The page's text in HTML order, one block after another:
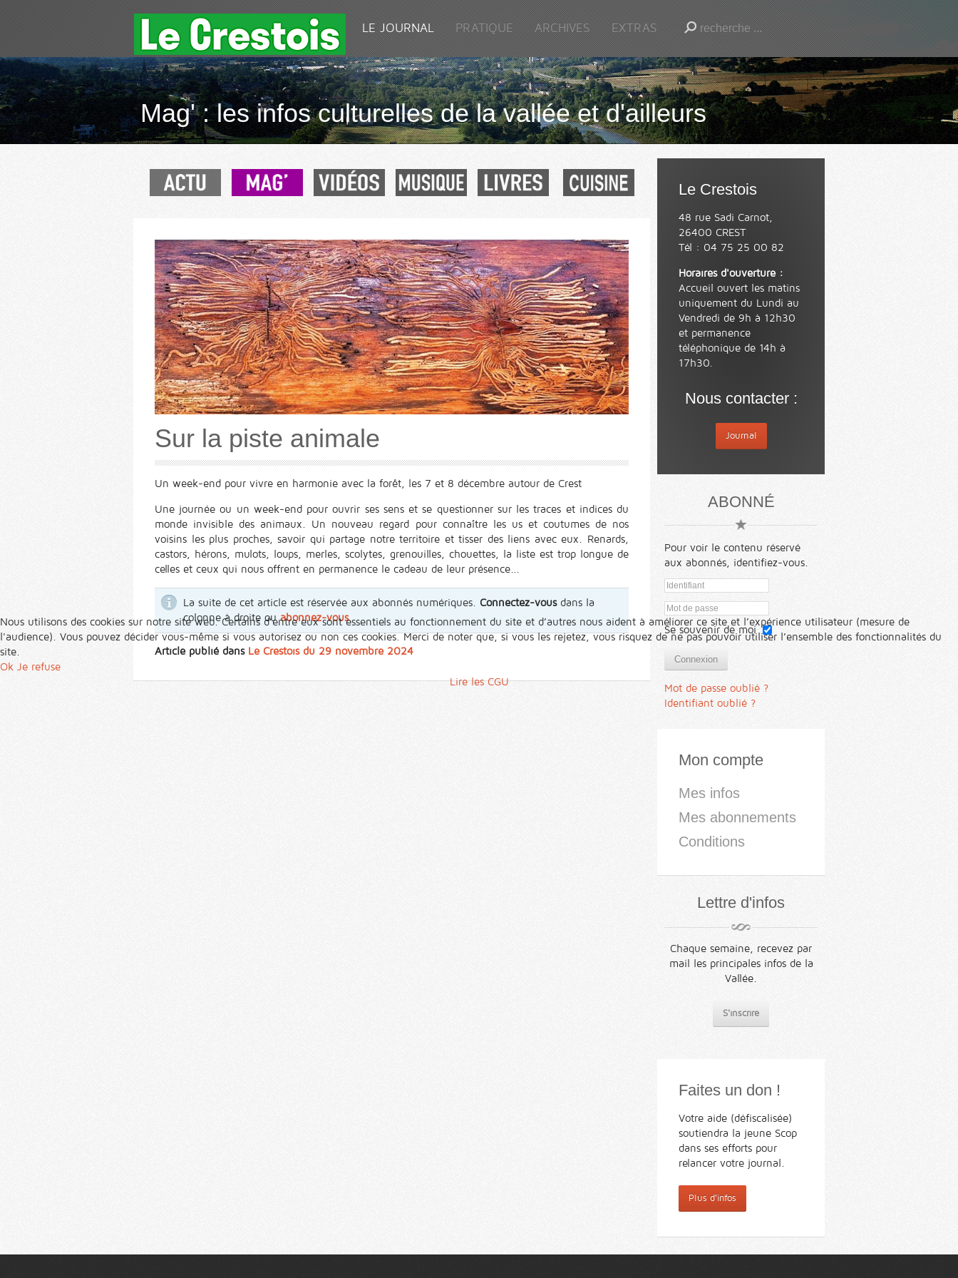
LE JOURNAL PRATIQUE ARCHIVES EXTRAS
Mag' : les infos culturelles de la vallée et d'ailleurs
Sur la piste animale
Un week-end pour vivre en harmonie avec la forêt, les 7 et 8 décembre autour de Crest
Une journée ou un week-end pour ouvrir ses sens et se questionner sur les traces et indices du
monde invisible des animaux. Un nouveau regard pour connaître les us et coutumes de nos
voisins les plus proches, savoir qui partage notre territoire et tisser des liens avec eux. Renards,
castors, hérons, mulots, loups, merles, scolytes, grenouilles, chouettes, la liste est trop longue de
celles et ceux qui nous offrent en permanence le cadeau de leur présence...
La suite de cet article est réservée aux abonnés numériques. Connectez-vousdans la
colonne à droite ouabonnez-vous.
Article publié dans Le Crestois du 29 novembre 2024
Le Crestois
48 rue Sadi Carnot,
26400 CREST
Tél : 04 75 25 00 82
Horaires d'ouverture :
Accueil ouvert les matins
uniquement du Lundi au
Vendredi de 9h à 12h30
et permanence
téléphonique de 14h à
17h30.
Nous contacter :
Journal
ABONNÉ
Pour voir le contenu réservé
aux abonnés, identifiez-vous.
Se souvenir de moi
Connexion
Mot de passe oublié ?
Identifiant oublié ?
Mon compte
Mes infos
Mes abonnements
Conditions
Lettre d'infos
Chaque semaine, recevez par
mail les principales infos de la
Vallée.
S'inscrire
Faites un don !
Votre aide (défiscalisée)
soutiendra la jeune Scop
dans ses efforts pour
relancer votre journal.
Plus d'infos
Nous utilisons des cookies sur notre site web. Certains d’entre eux sont essentiels au fonctionnement du site et d’autres nous aident à améliorer ce site et l’expérience utilisateur (mesure de
l'audience). Vous pouvez décider vous-même si vous autorisez ou non ces cookies. Merci de noter que, si vous les rejetez, vous risquez de ne pas pouvoir utiliser l’ensemble des fonctionnalités du
site.
Ok Je refuse
Lire les CGU